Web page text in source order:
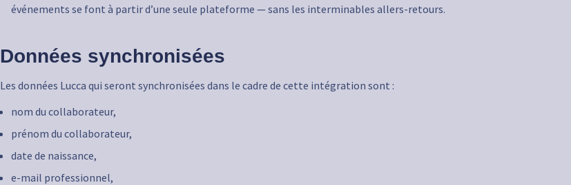
événements se font à partir d’une seule plateforme — sans les interminables allers-retours.
Données synchronisées
Les données Lucca qui seront synchronisées dans le cadre de cette intégration sont :
nom du collaborateur,
prénom du collaborateur,
date de naissance,
e-mail professionnel,